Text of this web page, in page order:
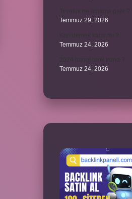
Temmuz 29, 2026
Temmuz 24, 2026
Temmuz 24, 2026